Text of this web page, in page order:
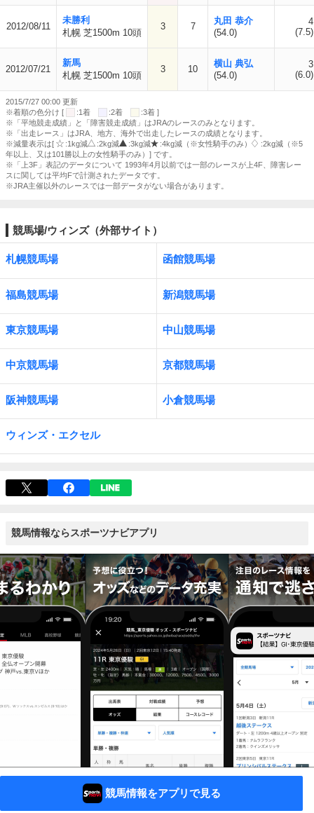
2012/08/11
未勝利
札幌 芝1500m 10頭
3 7
丸田 恭介
(54.0)
4
(7.5)
2012/07/21
新馬
札幌 芝1500m 10頭
3 10
横山 典弘
(54.0)
3
(6.0)
2015/7/27 00:00 更新
※着順の色分け [
:1着 :2着
:3着 ]
※「平地競走成績」と「障害競走成績」はJRAのレースのみとなります。
※「出走レース」はJRA、地方、海外で出走したレースの成績となります。
※減量表示は[
:1kg減 :2kg減 :3kg減 :4kg減（※女性騎手のみ）
:2kg減（※5
年以上、又は101勝以上の女性騎手のみ）] です。
※「上3F」表記のデータについて 1993年4月以前では一部のレースが上4F、障害レー
スに関しては平均Fで計測されたデータです。
※JRA主催以外のレースでは一部データがない場合があります。
競馬場/ウィンズ（外部サイト）
札幌競馬場 函館競馬場
福島競馬場 新潟競馬場
東京競馬場 中山競馬場
中京競馬場 京都競馬場
阪神競馬場 小倉競馬場
ウィンズ・エクセル
競馬情報ならスポーツナビアプリ
競馬情報をアプリで見る